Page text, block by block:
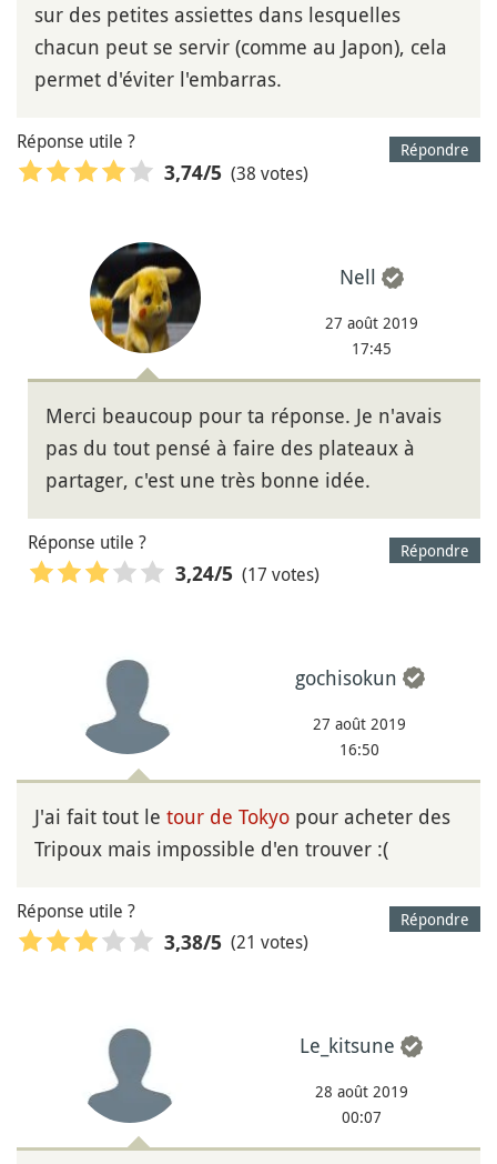
sur des petites assiettes dans lesquelles
chacun peut se servir (comme au Japon), cela
permet d'éviter l'embarras.
Répondre
Réponse utile ?
3,74/5 (38 votes)
Nell
27 août 2019
17:45
Merci beaucoup pour ta réponse. Je n'avais
pas du tout pensé à faire des plateaux à
partager, c'est une très bonne idée.
Répondre
Réponse utile ?
3,24/5 (17 votes)
gochisokun
27 août 2019
16:50
J'ai fait tout le tour de Tokyo pour acheter des
Tripoux mais impossible d'en trouver :(
Répondre
Réponse utile ?
3,38/5 (21 votes)
Le_kitsune
28 août 2019
00:07